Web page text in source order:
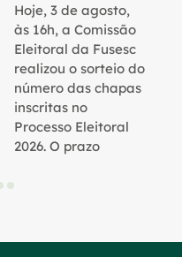
Hoje, 3 de agosto,
às 16h, a Comissão
Eleitoral da Fusesc
realizou o sorteio do
número das chapas
inscritas no
Processo Eleitoral
2026. O prazo